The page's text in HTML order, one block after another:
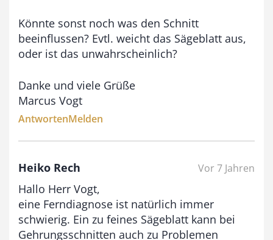
Könnte sonst noch was den Schnitt
beeinflussen? Evtl. weicht das Sägeblatt aus,
oder ist das unwahrscheinlich?
Danke und viele Grüße
Marcus Vogt
AntwortenMelden
Heiko Rech Vor 7 Jahren
Hallo Herr Vogt,
eine Ferndiagnose ist natürlich immer
schwierig. Ein zu feines Sägeblatt kann bei
Gehrungsschnitten auch zu Problemen